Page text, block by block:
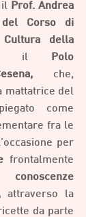
il Prof. Andrea
del Corso di
della
il
Polo
che,
mattatrice del
come
fra le
per
frontalmente
conoscenze
da parte